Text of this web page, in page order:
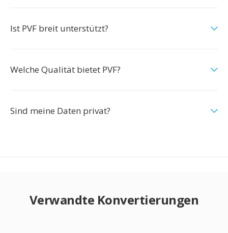
Ist PVF breit unterstützt?
Welche Qualität bietet PVF?
Sind meine Daten privat?
Verwandte Konvertierungen